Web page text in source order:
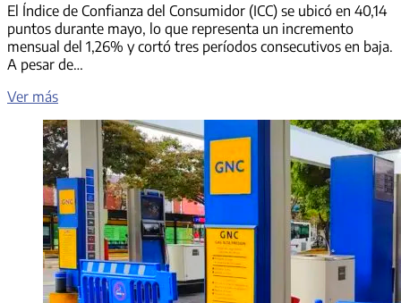
El Índice de Confianza del Consumidor (ICC) se ubicó en 40,14
puntos durante mayo, lo que representa un incremento
mensual del 1,26% y cortó tres períodos consecutivos en baja.
A pesar de…
Ver másLa
del
consumidor
subió
en
mayo